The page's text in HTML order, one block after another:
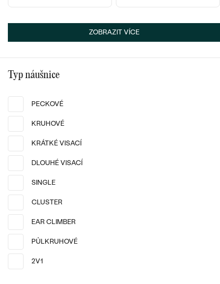
ZOBRAZIT VÍCE
Typ náušnice
PECKOVÉ
KRUHOVÉ
KRÁTKÉ VISACÍ
DLOUHÉ VISACÍ
SINGLE
CLUSTER
EAR CLIMBER
PŮLKRUHOVÉ
2V1
14k
14k žluté zlato, Diamant
Gomati
od 28 390 Kč